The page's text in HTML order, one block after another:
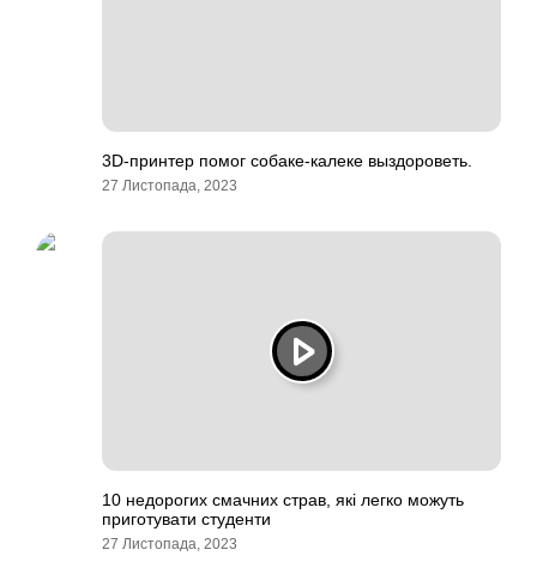
3D-принтер помог собаке-калеке выздороветь.
27 Листопада, 2023
10 недорогих смачних страв, які легко можуть
приготувати студенти
27 Листопада, 2023